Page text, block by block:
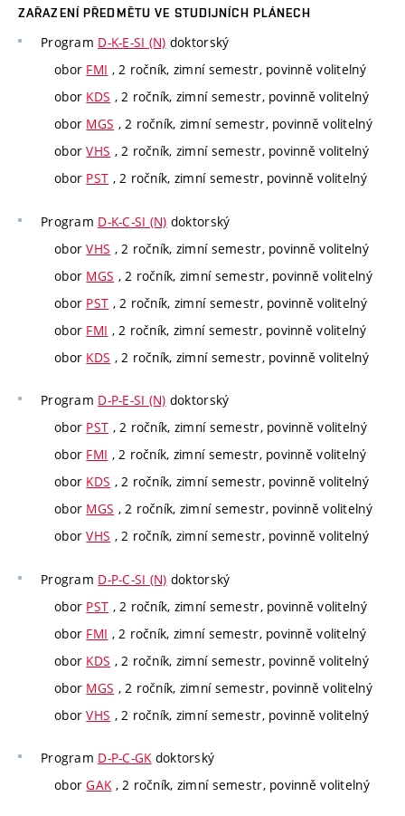
ZAŘAZENÍ PŘEDMĚTU VE STUDIJNÍCH PLÁNECH
Program D-K-E-SI (N) doktorský
obor FMI , 2 ročník, zimní semestr, povinně volitelný
obor KDS , 2 ročník, zimní semestr, povinně volitelný
obor MGS , 2 ročník, zimní semestr, povinně volitelný
oborVHS , 2 ročník, zimní semestr, povinně volitelný
obor PST , 2 ročník, zimní semestr, povinně volitelný
Program D-K-C-SI (N) doktorský
oborVHS , 2 ročník, zimní semestr, povinně volitelný
obor MGS , 2 ročník, zimní semestr, povinně volitelný
obor PST , 2 ročník, zimní semestr, povinně volitelný
obor FMI , 2 ročník, zimní semestr, povinně volitelný
obor KDS , 2 ročník, zimní semestr, povinně volitelný
Program D-P-E-SI (N) doktorský
obor PST , 2 ročník, zimní semestr, povinně volitelný
obor FMI , 2 ročník, zimní semestr, povinně volitelný
obor KDS , 2 ročník, zimní semestr, povinně volitelný
obor MGS , 2 ročník, zimní semestr, povinně volitelný
oborVHS , 2 ročník, zimní semestr, povinně volitelný
Program D-P-C-SI (N) doktorský
obor PST , 2 ročník, zimní semestr, povinně volitelný
obor FMI , 2 ročník, zimní semestr, povinně volitelný
obor KDS , 2 ročník, zimní semestr, povinně volitelný
obor MGS , 2 ročník, zimní semestr, povinně volitelný
oborVHS , 2 ročník, zimní semestr, povinně volitelný
Program D-P-C-GKdoktorský
oborGAK, 2 ročník, zimní semestr, povinně volitelný